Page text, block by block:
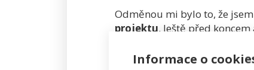
Odměnou mi bylo to, že
projektu. Ještě před
potřebuji.
Informace o